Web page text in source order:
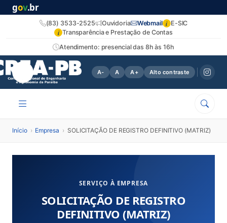
gov.br
Atendimento: presencial das 8h às 16h
(83) 3533-2525 Ouvidoria Webmail i E-SIC
i Transparência e Prestação de Contas
A- A A+ Alto contraste
Início › Empresa › SOLICITAÇÃO DE REGISTRO DEFINITIVO (MATRIZ)
SERVIÇO À EMPRESA
SOLICITAÇÃO DE REGISTRO
DEFINITIVO (MATRIZ)